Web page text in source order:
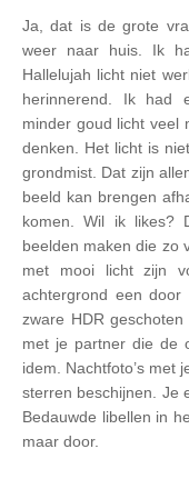
Ja, dat is de grote
weer naar huis. Ik
Hallelujah licht niet
herinnerend. Ik had
minder goud licht veel
denken. Het licht is
grondmist. Dat zijn
beeld kan brengen
komen. Wil ik likes?
beelden maken die zo
met mooi licht zijn
achtergrond een door
zware HDR
met je partner die de
idem. Nachtfoto’s met
sterren beschijnen. Je
Bedauwde libellen in
maar door.